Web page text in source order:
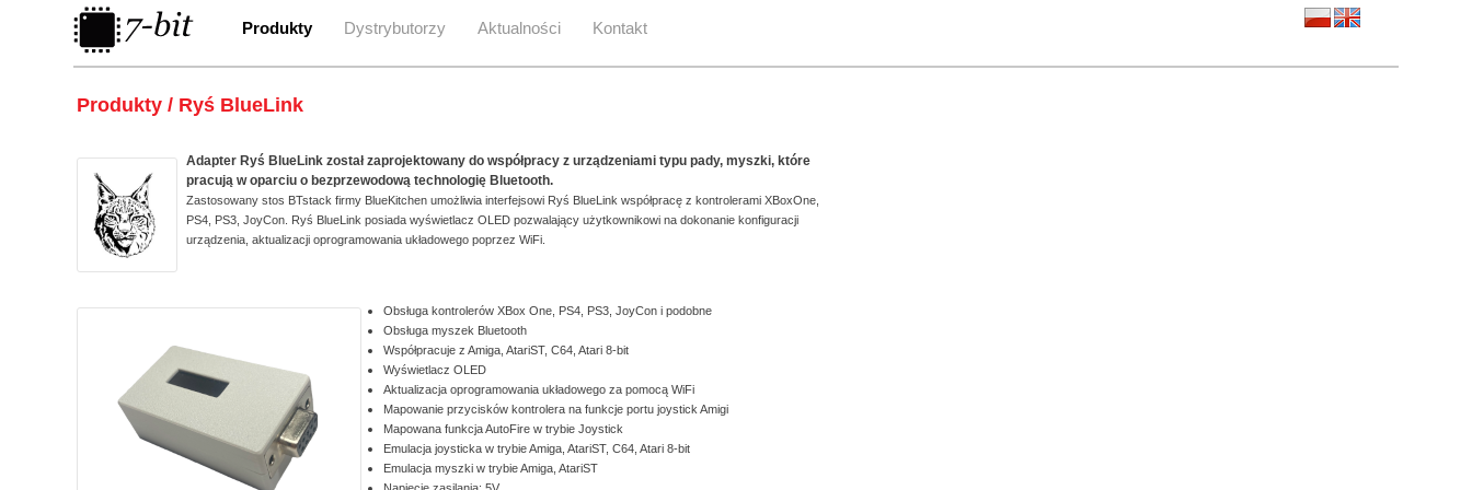
Produkty Dystrybutorzy Aktualności Kontakt
Produkty / Ryś BlueLink
Adapter Ryś BlueLink został zaprojektowany do współpracy z urządzeniami typu pady, myszki, które
pracują w oparciu o bezprzewodową technologię Bluetooth.
Zastosowany stos BTstack firmy BlueKitchen umożliwia interfejsowi Ryś BlueLink współpracę z kontrolerami XBoxOne,
PS4, PS3, JoyCon. Ryś BlueLink posiada wyświetlacz OLED pozwalający użytkownikowi na dokonanie konfiguracji
urządzenia, aktualizacji oprogramowania układowego poprzez WiFi.
Obsługa kontrolerów XBox One, PS4, PS3, JoyCon i podobne
Obsługa myszek Bluetooth
Współpracuje z Amiga, AtariST, C64, Atari 8-bit
Wyświetlacz OLED
Aktualizacja oprogramowania układowego za pomocą WiFi
Mapowanie przycisków kontrolera na funkcje portu joystick Amigi
Mapowana funkcja AutoFire w trybie Joystick
Emulacja joysticka w trybie Amiga, AtariST, C64, Atari 8-bit
Emulacja myszki w trybie Amiga, AtariST